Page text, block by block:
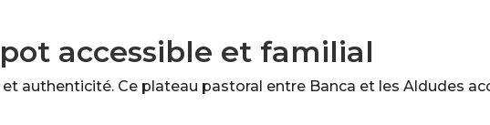
accessible et familial
authenticité. Ce plateau pastoral entre Banca et les Aldudes